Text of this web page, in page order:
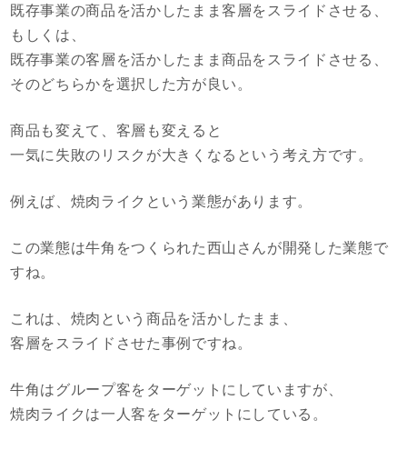
既存事業の商品を活かしたまま客層をスライドさせる、
もしくは、
既存事業の客層を活かしたまま商品をスライドさせる、
そのどちらかを選択した方が良い。
商品も変えて、客層も変えると
一気に失敗のリスクが大きくなるという考え方です。
例えば、焼肉ライクという業態があります。
この業態は牛角をつくられた西山さんが開発した業態で
すね。
これは、焼肉という商品を活かしたまま、
客層をスライドさせた事例ですね。
牛角はグループ客をターゲットにしていますが、
焼肉ライクは一人客をターゲットにしている。